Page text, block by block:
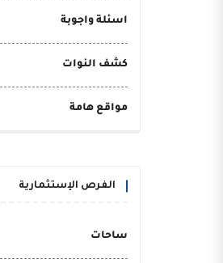
اسئلة واجوبة
كشف النوات
مواقع هامة
الفرص الإستثمارية
ساحات